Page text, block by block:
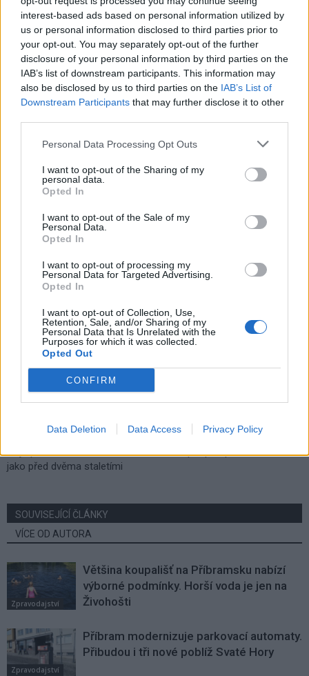
interest-based ads based on personal information utilized by
us or personal information disclosed to third parties prior to
your opt-out. You may separately opt-out of the further
disclosure of your personal information by third parties on the
IAB’s list of downstream participants. This information may
also be disclosed by us to third parties on the IAB’s List of
Downstream Participants that may further disclose it to other
Personal Data Processing Opt Outs
I want to opt-out of the Sharing of my
personal data.
Opted In
I want to opt-out of the Sale of my
Personal Data.
Opted In
I want to opt-out of processing my
Personal Data for Targeted Advertising.
Opted In
I want to opt-out of Collection, Use,
Retention, Sale, and/or Sharing of my
Personal Data that Is Unrelated with the
Purposes for which it was collected.
Opted Out
CONFIRM
Data Deletion Data Access Privacy Policy
Komentáře
Aleš Barášek cena Miroslav Peterka
Příbram
skládka třídění Vladimír Karpíšek zvýšení
Ve Skanzenu Vysoký Chlumec
ožije posvícenská atmosféra
jako před dvěma staletími
První příbramská Burza květin
podpoří psí útulek v Lazci
SOUVISEJÍCÍ ČLÁNKY
VÍCE OD AUTORA
Zpravodajství
Většina koupališť na Příbramsku nabízí
výborné podmínky. Horší voda je jen na
Živohošti
Zpravodajství
Příbram modernizuje parkovací automaty.
Přibudou i tři nové poblíž Svaté Hory